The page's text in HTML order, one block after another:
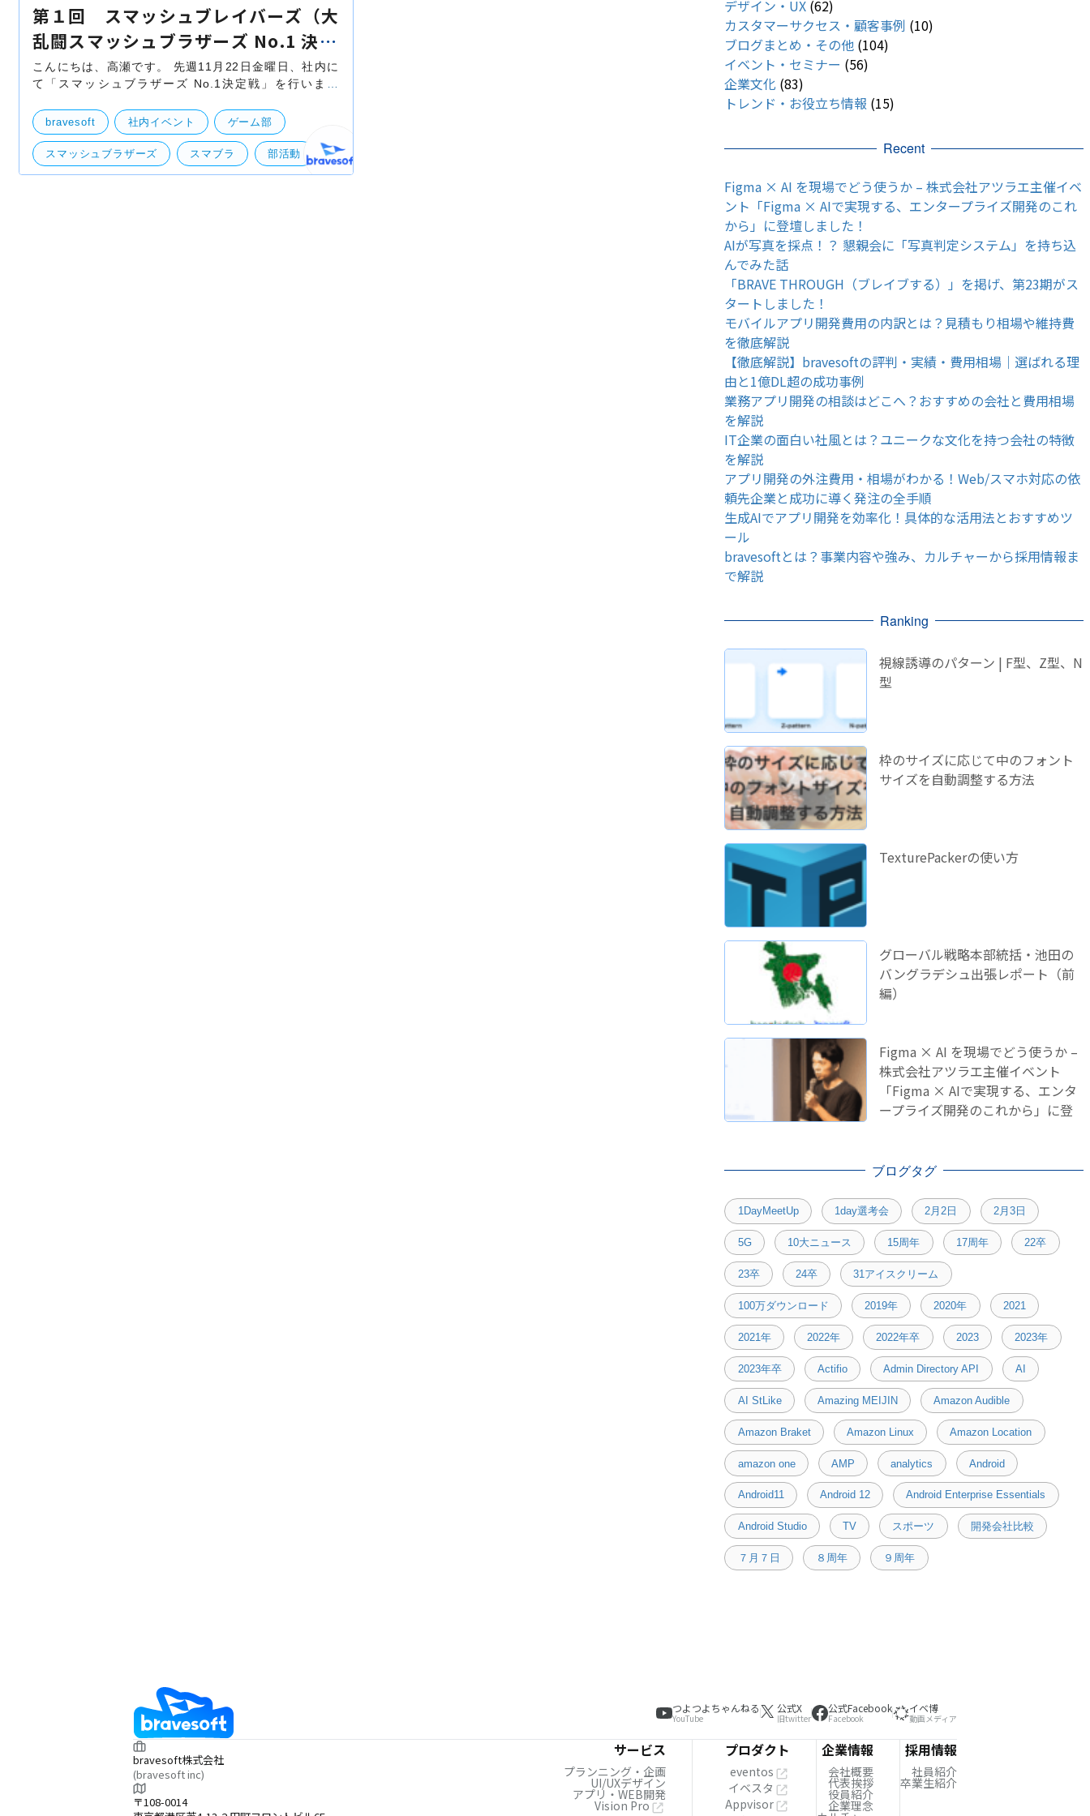
第１回 スマッシュブレイバーズ（大
乱闘スマッシュブラザーズ No.1 決定
戦）
こんにちは、高瀬です。 先週11月22日金曜日、社内に
て「スマッシュブラザーズ No.1決定戦」を行いまし
は、「何か社歌コンテストみたいに企業対抗で盛り上が
れる
bravesoft 社内イベント ゲーム部
スマッシュブラザーズ スマブラ 部活動
デザイン・UX (62)
カスタマーサクセス・顧客事例 (10)
ブログまとめ・その他 (104)
イベント・セミナー (56)
企業文化 (83)
トレンド・お役立ち情報 (15)
Recent
Figma × AI を現場でどう使うか – 株式会社アツラエ主催イベ
ント「Figma × AIで実現する、エンタープライズ開発のこれ
から」に登壇しました！
AIが写真を採点！？ 懇親会に「写真判定システム」を持ち込
んでみた話
「BRAVE THROUGH（ブレイブする）」を掲げ、第23期がス
タートしました！
モバイルアプリ開発費用の内訳とは？見積もり相場や維持費
を徹底解説
【徹底解説】bravesoftの評判・実績・費用相場｜選ばれる理
由と1億DL超の成功事例
業務アプリ開発の相談はどこへ？おすすめの会社と費用相場
を解説
IT企業の面白い社風とは？ユニークな文化を持つ会社の特徴
を解説
アプリ開発の外注費用・相場がわかる！Web/スマホ対応の依
頼先企業と成功に導く発注の全手順
生成AIでアプリ開発を効率化！具体的な活用法とおすすめツ
ール
bravesoftとは？事業内容や強み、カルチャーから採用情報ま
で解説
Ranking
視線誘導のパターン | F型、Z型、N
型
枠のサイズに応じて中のフォント
サイズを自動調整する方法
TexturePackerの使い方
グローバル戦略本部統括・池田の
バングラデシュ出張レポート（前
編）
Figma × AI を現場でどう使うか –
株式会社アツラエ主催イベント
「Figma × AIで実現する、エンタ
ープライズ開発のこれから」に登
ブログタグ
1DayMeetUp 1day選考会 2月2日 2月3日
5G 10大ニュース 15周年 17周年 22卒
23卒 24卒 31アイスクリーム
100万ダウンロード 2019年 2020年 2021
2021年 2022年 2022年卒 2023 2023年
2023年卒 Actifio Admin Directory API AI
AI StLike Amazing MEIJIN Amazon Audible
Amazon Braket Amazon Linux Amazon Location
amazon one AMP analytics Android
Android11 Android 12 Android Enterprise Essentials
Android Studio TV スポーツ 開発会社比較
７月７日 ８周年 ９周年
つよつよちゃんねる
YouTube
公式X
旧twitter
公式Facebook
Facebook
イベ博
動画メディア
bravesoft株式会社
(bravesoft inc)
〒108-0014
サービス
プランニング・企画
UI/UXデザイン
アプリ・WEB開発
Vision Pro
プロダクト
eventos
イベスタ
Appvisor
企業情報
会社概要
代表挨拶
役員紹介
企業理念
採用情報
社員紹介
卒業生紹介